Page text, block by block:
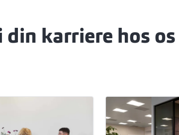
karriere hos os